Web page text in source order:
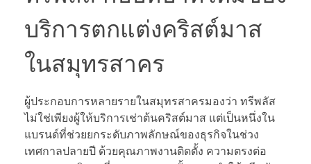
บริการตกแต่งคริสต์มาส
ในสมุทรสาคร
ผู้ประกอบการหลายรายในสมุทรสาครมองว่า ทรีพลัส
ไม่ใช่เพียงผู้ให้บริการเช่าต้นคริสต์มาส แต่เป็นหนึ่งใน
แบรนด์ที่ช่วยยกระดับภาพลักษณ์ของธุรกิจในช่วง
เทศกาลปลายปี ด้วยคุณภาพงานติดตั้ง ความตรงต่อ